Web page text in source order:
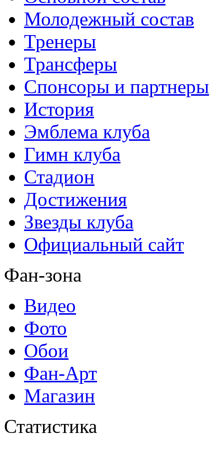
Молодежный состав
Тренеры
Трансферы
Спонсоры и партнеры
История
Эмблема клуба
Гимн клуба
Стадион
Достижения
Звезды клуба
Официальный сайт
Фан-зона
Видео
Фото
Обои
Фан-Арт
Магазин
Статистика